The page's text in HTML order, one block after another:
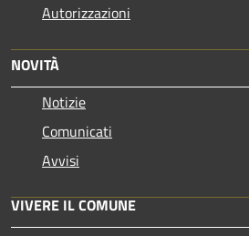
Autorizzazioni
NOVITÀ
Notizie
Comunicati
Avvisi
VIVERE IL COMUNE